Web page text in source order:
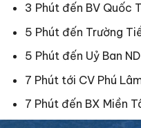
3 Phút đến BV Quốc
5 Phút đến Trường
5 Phút đến Uỷ Ban ND
7 Phút tới CV Phú
7 Phút đến BX Miền